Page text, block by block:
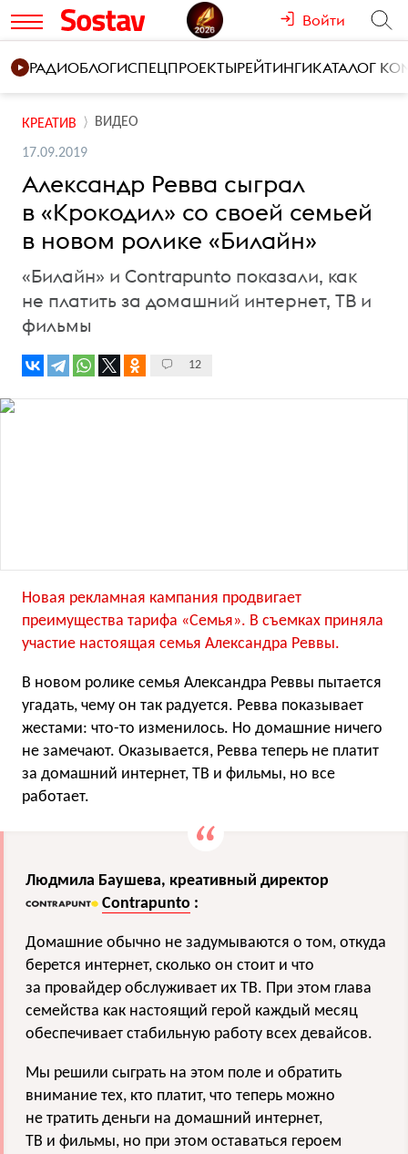
Войти
РАДИОБЛОГИСПЕЦПРОЕКТЫРЕЙТИНГИКАТАЛОГ
КРЕАТИВ ВИДЕО
17.09.2019
Александр Ревва сыграл
в «Крокодил» со своей семьей
в новом ролике «Билайн»
«Билайн» и Contrapunto показали, как
не платить за домашний интернет, ТВ и
фильмы
12
Новая рекламная кампания продвигает
преимущества тарифа «Семья». В съемках приняла
участие настоящая семья Александра Реввы.
В новом ролике семья Александра Реввы пытается
угадать, чему он так радуется. Ревва показывает
жестами: что-то изменилось. Но домашние ничего
не замечают. Оказывается, Ревва теперь не платит
за домашний интернет, ТВ и фильмы, но все
работает.
Людмила Баушева, креативный директор
Contrapunto :
Домашние обычно не задумываются о том, откуда
берется интернет, сколько он стоит и что
за провайдер обслуживает их ТВ. При этом глава
семейства как настоящий герой каждый месяц
обеспечивает стабильную работу всех девайсов.
Мы решили сыграть на этом поле и обратить
внимание тех, кто платит, что теперь можно
не тратить деньги на домашний интернет,
ТВ и фильмы, но при этом оставаться героем